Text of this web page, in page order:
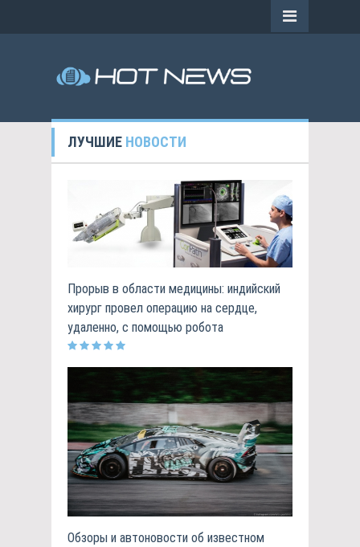
ЛУЧШИЕ НОВОСТИ
Прорыв в области медицины: индийский
хирург провел операцию на сердце,
удаленно, с помощью робота
Обзоры и автоновости об известном